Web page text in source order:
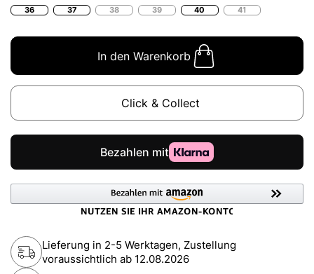
36 37 38 39 40 41
In den Warenkorb
Click & Collect
Lieferung in 2-5 Werktagen, Zustellung
voraussichtlich ab 12.08.2026